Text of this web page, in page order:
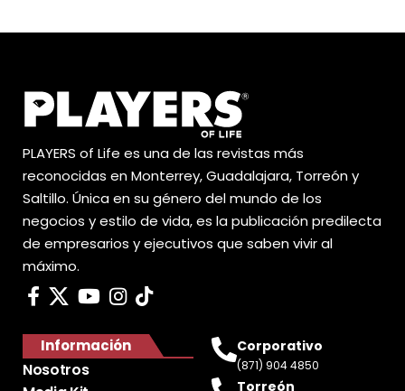
PLAYERS of Life es una de las revistas más
reconocidas en Monterrey, Guadalajara, Torreón y
Saltillo. Única en su género del mundo de los
negocios y estilo de vida, es la publicación predilecta
de empresarios y ejecutivos que saben vivir al
máximo.
Información
Nosotros
Corporativo
(871) 904 4850
Torreón